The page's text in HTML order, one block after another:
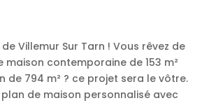
Villemur Sur Tarn ! Vous rêvez de
contemporaine de 153 m²
de 794 m² ? ce projet sera le vôtre.
plan de maison personnalisé avec